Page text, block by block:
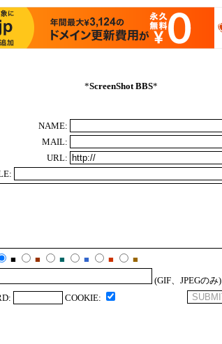
*ScreenShot BBS*
NAME:
MAIL:
URL:
■ ■ ■ ■ ■
■
(GIF、JPEGのみ)
COOKIE: